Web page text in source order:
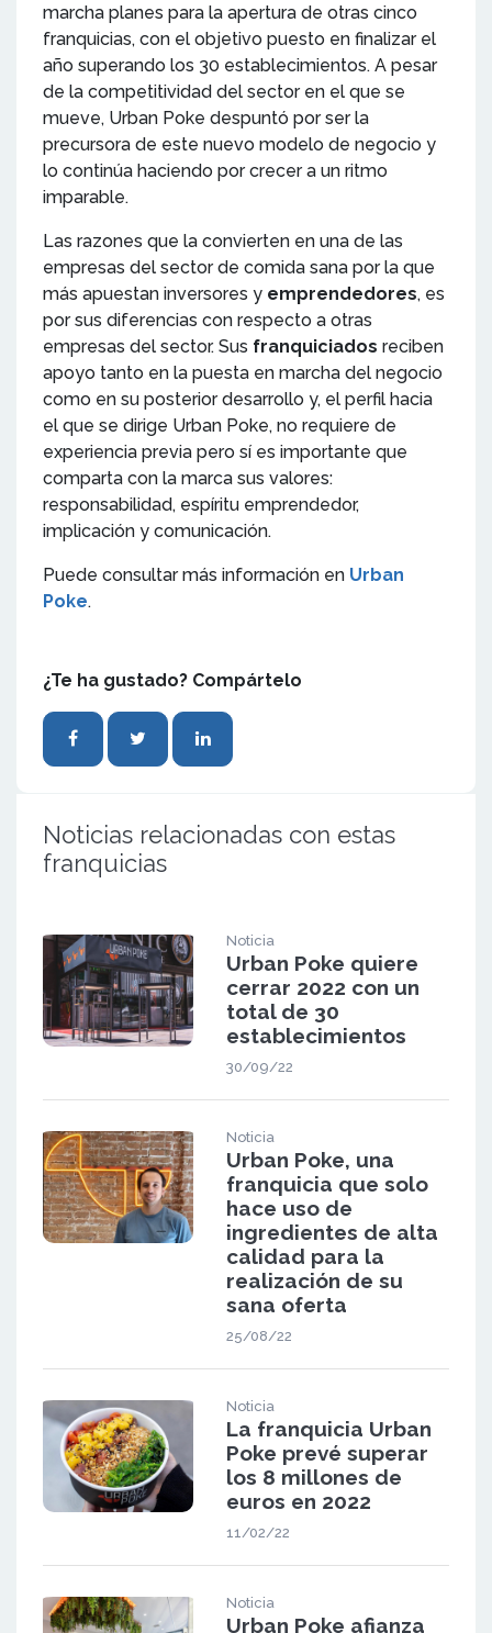
marcha planes para la apertura de otras cinco
franquicias, con el objetivo puesto en finalizar el
año superando los 30 establecimientos. A pesar
de la competitividad del sector en el que se
mueve, Urban Poke despuntó por ser la
precursora de este nuevo modelo de negocio y
lo continúa haciendo por crecer a un ritmo
imparable.
Las razones que la convierten en una de las
empresas del sector de comida sana por la que
más apuestan inversores y emprendedores, es
por sus diferencias con respecto a otras
empresas del sector. Sus franquiciados reciben
apoyo tanto en la puesta en marcha del negocio
como en su posterior desarrollo y, el perfil hacia
el que se dirige Urban Poke, no requiere de
experiencia previa pero sí es importante que
comparta con la marca sus valores:
responsabilidad, espíritu emprendedor,
implicación y comunicación.
Puede consultar más información en Urban
Poke.
¿Te ha gustado? Compártelo
Noticias relacionadas con estas
franquicias
Noticia
Urban Poke quiere
cerrar 2022 con un
total de 30
establecimientos
30/09/22
Noticia
Urban Poke, una
franquicia que solo
hace uso de
ingredientes de alta
calidad para la
realización de su
sana oferta
25/08/22
Noticia
La franquicia Urban
Poke prevé superar
los 8 millones de
euros en 2022
11/02/22
Noticia
Urban Poke afianza